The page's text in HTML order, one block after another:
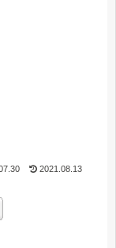
2021.08.13